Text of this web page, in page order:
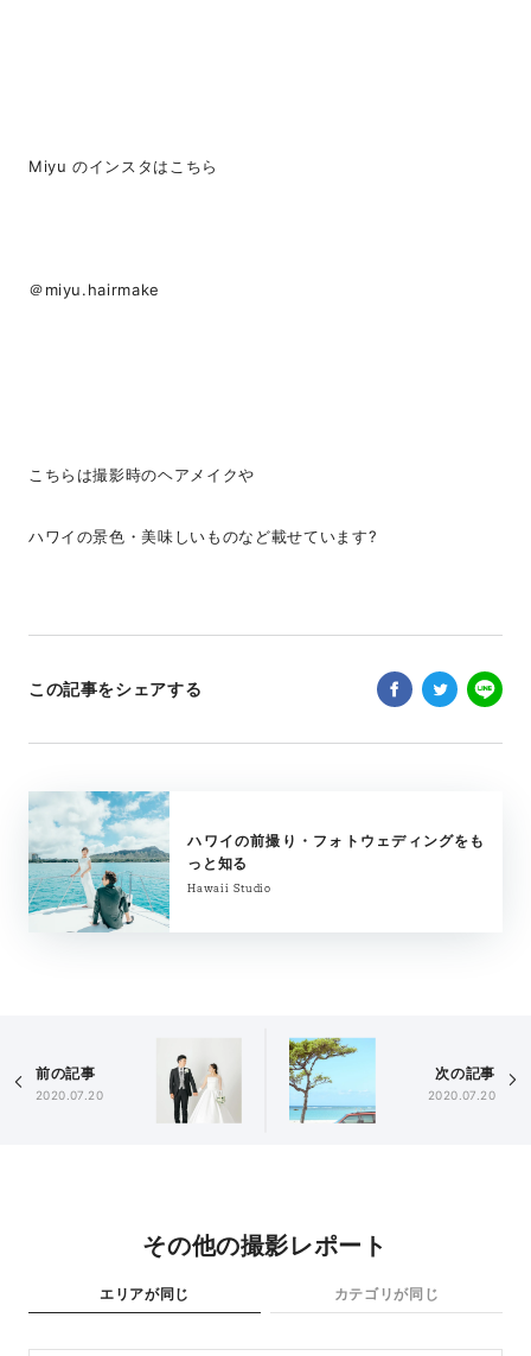
Miyu のインスタはこちら
＠miyu.hairmake
こちらは撮影時のヘアメイクや
ハワイの景色・美味しいものなど載せています?
この記事をシェアする
ハワイの前撮り・フォトウェディングをも
っと知る
Hawaii Studio
前の記事
2020.07.20
次の記事
2020.07.20
その他の撮影レポート
エリアが同じ カテゴリが同じ